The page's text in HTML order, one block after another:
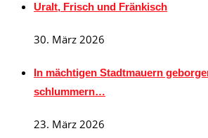
Uralt, Frisch und Fränkisch
30. März 2026
In mächtigen Stadtmauern
schlummern…
23. März 2026